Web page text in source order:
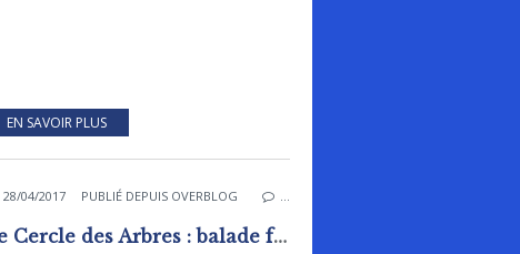
EN SAVOIR PLUS
28/04/2017 PUBLIÉ DEPUIS OVERBLOG
Le Cercle des Arbres : balade faune et flore à Rai avec Peter Stalleger